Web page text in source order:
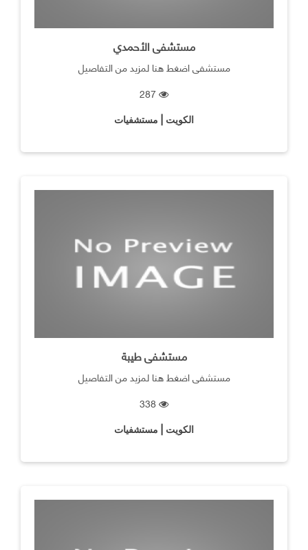
مستشفى الأحمدي
مستشفى اضغط هنا لمزيد من التفاصيل
الكويت | مستشفيات
مستشفى طيبة
مستشفى اضغط هنا لمزيد من التفاصيل
الكويت | مستشفيات